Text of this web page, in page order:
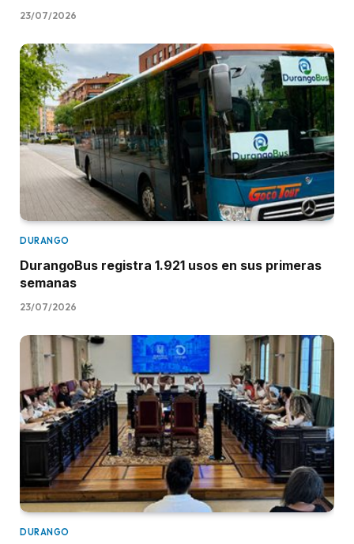
23/07/2026
DURANGO
DurangoBus registra 1.921 usos en sus primeras
semanas
23/07/2026
DURANGO